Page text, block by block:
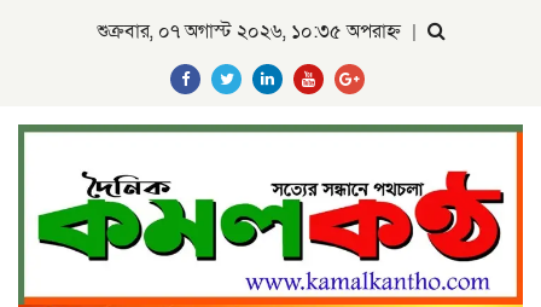
শুক্রবার, ০৭ অগাস্ট ২০২৬, ১০:৩৫ অপরাহ্ন |